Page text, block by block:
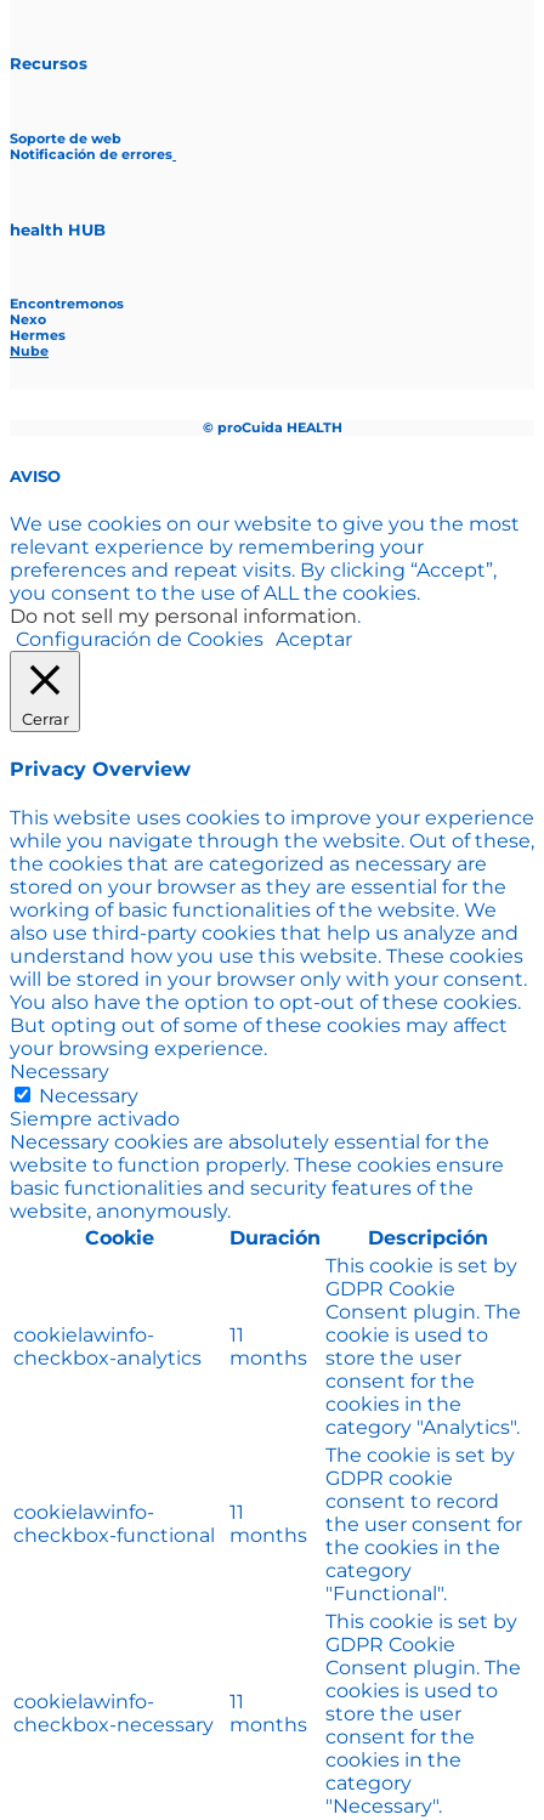
Recursos
Soporte de web
Notificación de errores
health HUB
Encontremonos
Nexo
Hermes
Nube
© proCuida HEALTH
AVISO
We use cookies on our website to give you the most
relevant experience by remembering your
preferences and repeat visits. By clicking “Accept”,
you consent to the use of ALL the cookies.
Do not sell my personal information.
Configuración de Cookies Aceptar
Cerrar
Privacy Overview
This website uses cookies to improve your experience
while you navigate through the website. Out of these,
the cookies that are categorized as necessary are
stored on your browser as they are essential for the
working of basic functionalities of the website. We
also use third-party cookies that help us analyze and
understand how you use this website. These cookies
will be stored in your browser only with your consent.
You also have the option to opt-out of these cookies.
But opting out of some of these cookies may affect
your browsing experience.
Necessary
Necessary
Siempre activado
Necessary cookies are absolutely essential for the
website to function properly. These cookies ensure
basic functionalities and security features of the
website, anonymously.
Cookie
Duración Descripción
cookielawinfo-
checkbox-analytics
11
months
This cookie is set by
GDPR Cookie
Consent plugin. The
cookie is used to
store the user
consent for the
cookies in the
category "Analytics".
cookielawinfo-
checkbox-functional
11
months
The cookie is set by
GDPR cookie
consent to record
the user consent for
the cookies in the
category
"Functional".
cookielawinfo-
checkbox-necessary
11
months
This cookie is set by
GDPR Cookie
Consent plugin. The
cookies is used to
store the user
consent for the
cookies in the
category
"Necessary".